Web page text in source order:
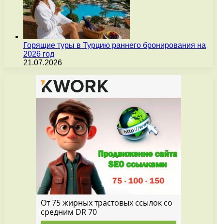
Горящие туры в Турцию раннего бронирования на
2026 год
21.07.2026